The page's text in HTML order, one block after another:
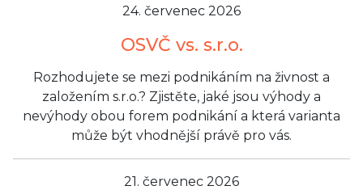
24. červenec 2026
OSVČ vs. s.r.o.
Rozhodujete se mezi podnikáním na živnost a
založením s.r.o.? Zjistěte, jaké jsou výhody a
nevýhody obou forem podnikání a která varianta
může být vhodnější právě pro vás.
21. červenec 2026